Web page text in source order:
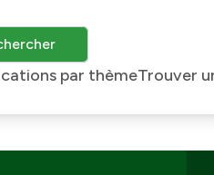
par thèmeTrouver